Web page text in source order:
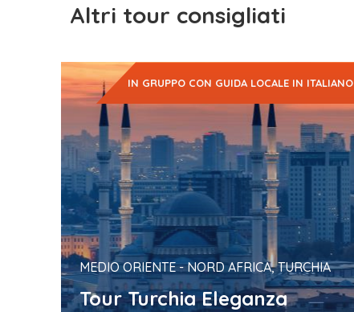
Altri tour consigliati
IN GRUPPO CON GUIDA LOCALE IN ITALIANO
MEDIO ORIENTE - NORD AFRICA, TURCHIA
Tour Turchia Eleganza
Visitare questo bellissimo Paese soggiornando in
boutique hotel